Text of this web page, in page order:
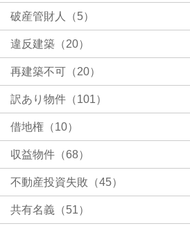
破産管財人（5）
違反建築（20）
再建築不可（20）
訳あり物件（101）
借地権（10）
収益物件（68）
不動産投資失敗（45）
共有名義（51）